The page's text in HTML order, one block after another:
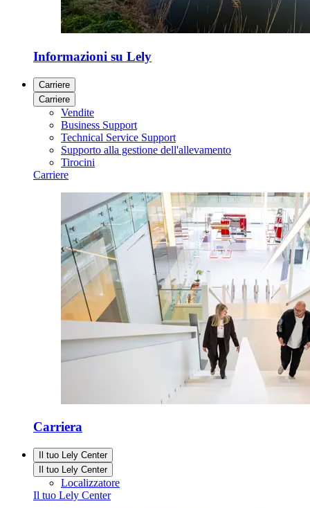
Informazioni su Lely
Carriere
Carriere
Vendite
Business Support
Technical Service Support
Supporto alla gestione dell'allevamento
Tirocini
Carriere
Carriera
Il tuo Lely Center
Il tuo Lely Center
Localizzatore
Il tuo Lely Center